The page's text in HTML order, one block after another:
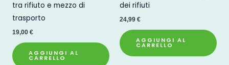
tra rifiuto e mezzo di
trasporto
19,00 €
AGGIUNGI AL
CARRELLO
dei rifiuti
24,99 €
AGGIUNGI AL
CARRELLO